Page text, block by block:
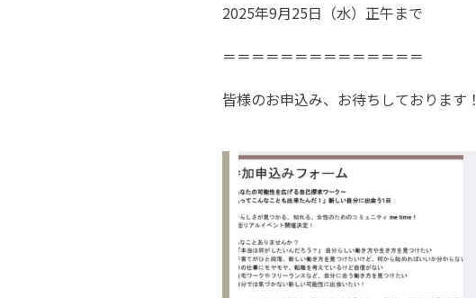
2025年9月25日（水）正午まで
＝＝＝＝＝＝＝＝＝＝＝＝＝＝
皆様のお申込み、お待ちしております！